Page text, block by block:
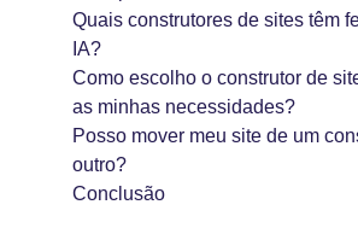
Quais construtores de sites têm
IA?
Como escolho o construtor de
as minhas necessidades?
Posso mover meu site de um
outro?
Conclusão